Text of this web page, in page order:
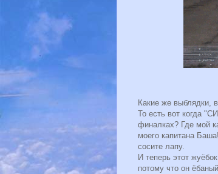
Какие же выблядки,
То есть вот когда
финалках? Где мой
моего капитана
сосите лапу.
И теперь этот
потому что он